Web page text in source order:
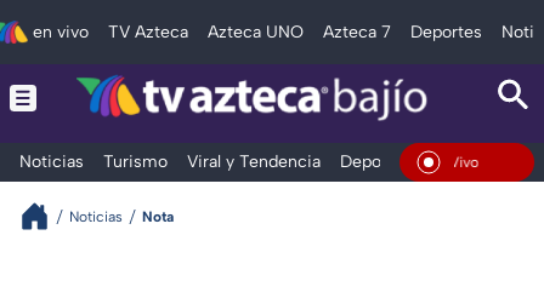
en vivo TV Azteca Azteca UNO Azteca 7 Deportes
Noticias Turismo Viral y Tendencia Deportes Espectáculos
En Vivo
Noticias Nota